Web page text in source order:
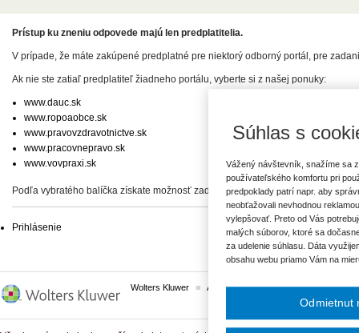
Prístup ku zneniu odpovede majú len predplatitelia.
V prípade, že máte zakúpené predplatné pre niektorý odborný portál, pre
Ak nie ste zatiaľ predplatiteľ žiadneho portálu, vyberte si z našej ponuky:
www.dauc.sk
www.ropoaobce.sk
www.pravovzdravotnictve.sk
www.pracovnepravo.sk
www.vovpraxi.sk
Podľa vybratého balíčka získate možnosť zadať svoje otázky, prípadne prístup
Prihlásenie
Wolters Kluwer ASPI Komplexné právne predpisy
Súhlas s
Vážený návštevník, snažíme sa
používateľského komfortu pri
predpoklady patrí napr. aby
neobťažovali nevhodnou
vylepšovať. Preto od Vás
malých súborov, ktoré sa
za udelenie súhlasu. Dáta
obsahu webu priamo Vám na
Odmietnut